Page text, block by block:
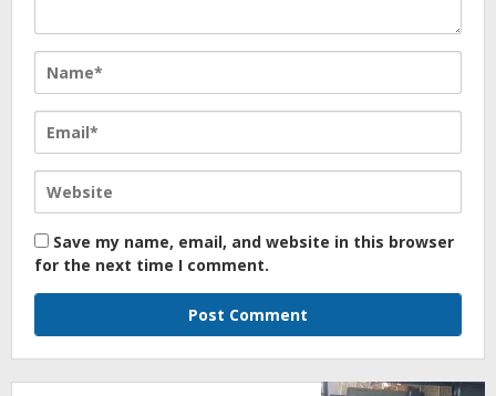
Save my name, email, and website in this browser
for the next time I comment.